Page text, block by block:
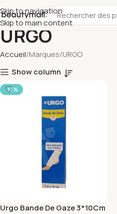
Skip to navigation
Skip to main content
URGO
Accueil Marques URGO
Show column
-33%
Urgo Bande De Gaze 3*10Cm